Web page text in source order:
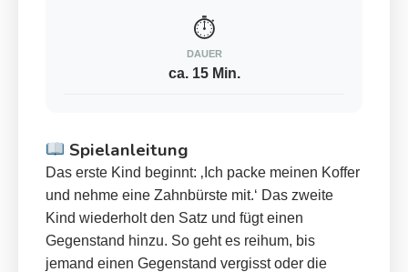
⏱
DAUER
ca. 15 Min.
Spielanleitung
Das erste Kind beginnt: ‚Ich packe meinen Koffer
und nehme eine Zahnbürste mit.‘ Das zweite
Kind wiederholt den Satz und fügt einen
Gegenstand hinzu. So geht es reihum, bis
jemand einen Gegenstand vergisst oder die